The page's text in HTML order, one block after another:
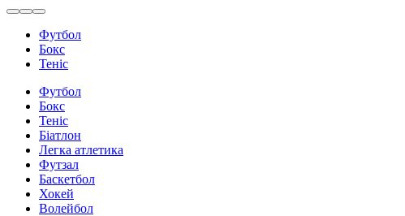
Футбол
Бокс
Теніс
Футбол
Бокс
Теніс
Біатлон
Легка атлетика
Футзал
Баскетбол
Хокей
Волейбол